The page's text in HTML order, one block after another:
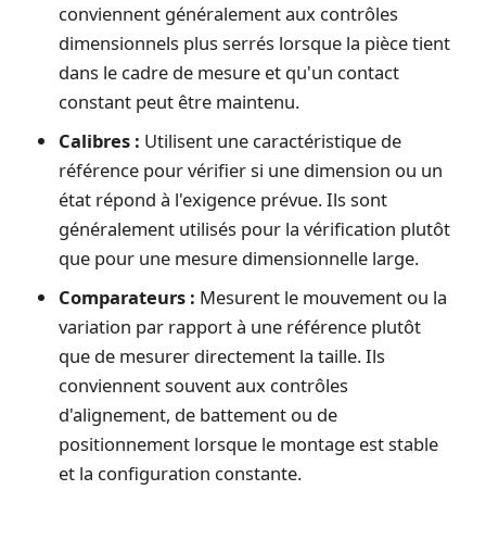
conviennent généralement aux contrôles
dimensionnels plus serrés lorsque la pièce tient
dans le cadre de mesure et qu'un contact
constant peut être maintenu.
Calibres : Utilisent une caractéristique de
référence pour vérifier si une dimension ou un
état répond à l'exigence prévue. Ils sont
généralement utilisés pour la vérification plutôt
que pour une mesure dimensionnelle large.
Comparateurs : Mesurent le mouvement ou la
variation par rapport à une référence plutôt
que de mesurer directement la taille. Ils
conviennent souvent aux contrôles
d'alignement, de battement ou de
positionnement lorsque le montage est stable
et la configuration constante.